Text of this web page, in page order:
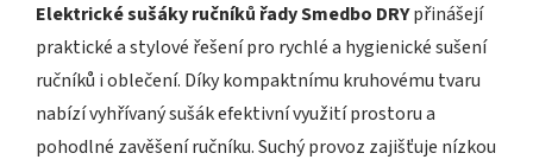
Elektrické sušáky ručníků řady Smedbo DRYpřinášejí
praktické a stylové řešení pro rychlé a hygienické sušení
ručníků i oblečení. Díky kompaktnímu kruhovému tvaru
nabízí vyhřívaný sušák efektivní využití prostoru a
pohodlné zavěšení ručníku. Suchý provoz zajišťuje nízkou